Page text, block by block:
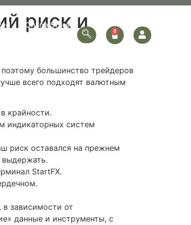
Online Store
риск и
большинство трейдеров
всего подходят валютным
крайности.
индикаторных систем
риск оставался на прежнем
StartFX.
зависимости от
данные и инструменты, с